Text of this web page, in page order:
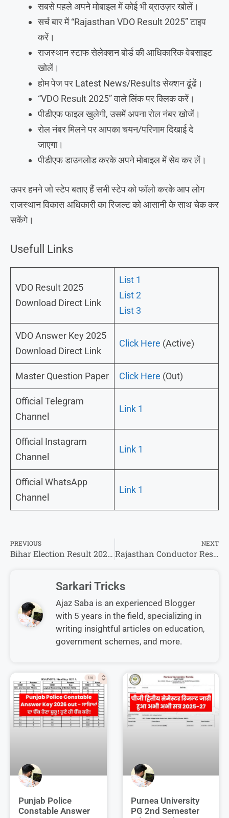
सबसे पहले अपने मोबाइल में कोई भी ब्राउज़र खोलें।
सर्च बार में “Rajasthan VDO Result 2025” टाइप
करें।
राजस्थान स्टाफ सेलेक्शन बोर्ड की आधिकारिक वेबसाइट
खोलें।
होम पेज पर Latest News/Results सेक्शन ढूंढें।
“VDO Result 2025” वाले लिंक पर क्लिक करें।
पीडीएफ फाइल खुलेगी, उसमें अपना रोल नंबर खोजें।
रोल नंबर मिलने पर आपका चयन/परिणाम दिखाई दे
जाएगा।
पीडीएफ डाउनलोड करके अपने मोबाइल में सेव कर लें।
ऊपर हमने जो स्टेप बताए हैं सभी स्टेप को फॉलो करके आप लोग
राजस्थान विकास अधिकारी का रिजल्ट को आसानी के साथ चेक कर
सकेंगे।
Usefull Links
VDO Result 2025
Download Direct Link
List 1
List 2
List 3
VDO Answer Key 2025
Download Direct Link
Click Here (Active)
Master Question Paper Click Here (Out)
Official Telegram
Channel
Link 1
Official Instagram
Channel
Link 1
Official WhatsApp
Channel
Link 1
PREVIOUS
Bihar Election Result 2025 Live Check : बिहार चुनाव 2025 का रिजल्ट ऑनलाइन कैसे देखें कौन जिता कौन हरा देखें?
NEXT
Rajasthan Conductor Result 2025-यहां से एक क्लिप पर कर पाएंगे अपना परिणाम चेक !
Sarkari Tricks
Ajaz Saba is an experienced Blogger
with 5 years in the field, specializing in
writing insightful articles on education,
government schemes, and more.
Punjab Police
Constable Answer
Purnea University
PG 2nd Semester